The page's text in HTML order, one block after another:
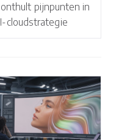
pijnpunten in
cloudstrategie